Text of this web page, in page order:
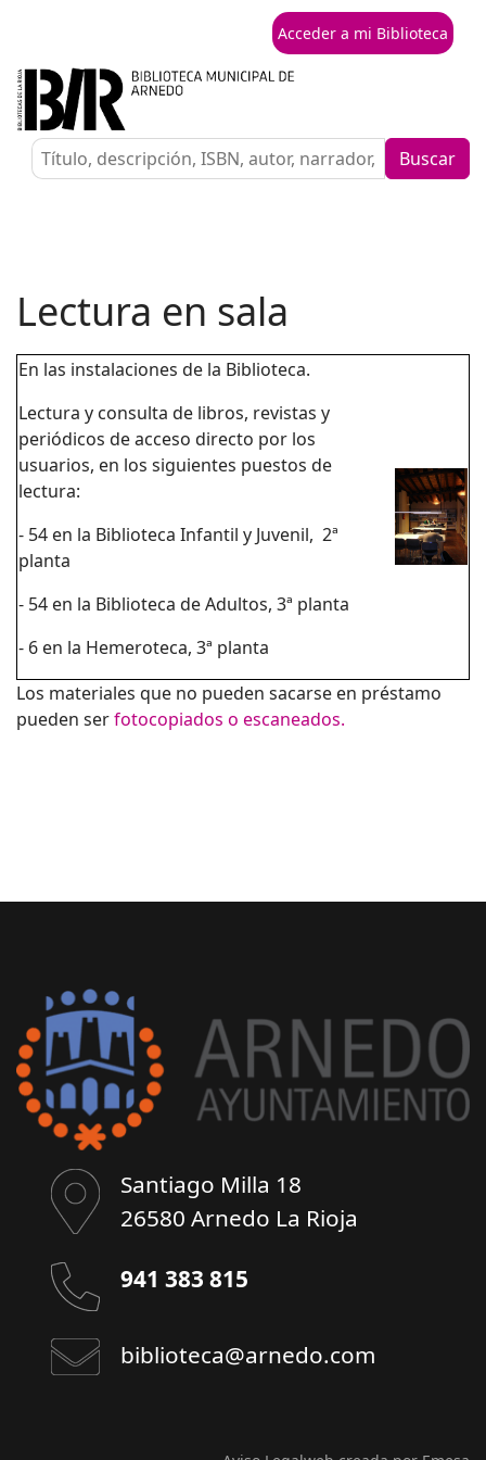
Acceder a mi Biblioteca
Buscar
Lectura en sala
En las instalaciones de la Biblioteca.
Lectura y consulta de libros, revistas y
periódicos de acceso directo por los
usuarios, en los siguientes puestos de
lectura:
- 54 en la Biblioteca Infantil y Juvenil, 2ª
planta
- 54 en la Biblioteca de Adultos, 3ª planta
- 6 en la Hemeroteca, 3ª planta
Los materiales que no pueden sacarse en préstamo
pueden serfotocopiados o escaneados.
Santiago Milla 18
26580 Arnedo La Rioja
941 383 815
biblioteca@arnedo.com